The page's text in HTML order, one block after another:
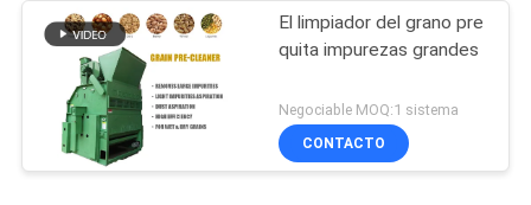
El limpiador del grano pre
quita impurezas grandes
Negociable MOQ:1 sistema
CONTACTO